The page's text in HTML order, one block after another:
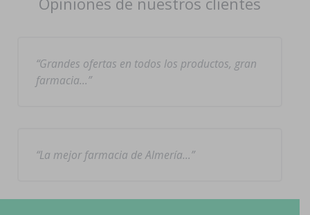
Grandes ofertas en todos los productos, gran
farmacia…
La mejor farmacia de Almería…